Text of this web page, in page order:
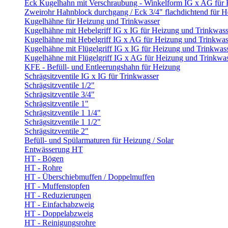
Eck Kugelhahn mit Verschraubung - Winkelform IG x AG für
Zweirohr Hahnblock durchgang / Eck 3/4" flachdichtend für
Kugelhähne für Heizung und Trinkwasser
Kugelhähne mit Hebelgriff IG x IG für Heizung und
Kugelhähne mit Hebelgriff IG x AG für Heizung und
Kugelhähne mit Flügelgriff IG x IG für Heizung und
Kugelhähne mit Flügelgriff IG x AG für Heizung und
KFE - Befüll- und Entleerungshahn für Heizung
Schrägsitzventile IG x IG für Trinkwasser
Schrägsitzventile 1/2"
Schrägsitzventile 3/4"
Schrägsitzventile 1"
Schrägsitzventile 1 1/4"
Schrägsitzventile 1 1/2"
Schrägsitzventile 2"
Befüll- und Spülarmaturen für Heizung / Solar
Entwässerung HT
HT - Bögen
HT - Rohre
HT - Überschiebmuffen / Doppelmuffen
HT - Muffenstopfen
HT - Reduzierungen
HT - Einfachabzweig
HT - Doppelabzweig
HT - Reinigungsrohre